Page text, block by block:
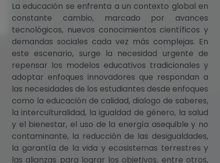
La educación se enfrenta a un contexto global en
constante cambio, marcado por avances
tecnológicos, nuevos conocimientos científicos y
demandas sociales cada vez más complejas. En
este escenario, surge la necesidad urgente de
repensar los modelos educativos tradicionales y
adoptar enfoques innovadores que respondan a
las necesidades de los estudiantes desde enfoques
como la educación de calidad, dialogo de saberes,
la interculturalidad, la igualdad de género, la salud
y el bienestar, el uso de la energía asequible y no
contaminante, la reducción de las desigualdades,
la garantía de la vida y ecosistemas terrestres y
las alianzas para lograr los objetivos, entre otros,